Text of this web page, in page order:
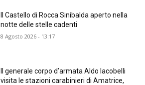
Il Castello di Rocca Sinibalda aperto nella
notte delle stelle cadenti
8 Agosto 2026 - 13:17
Il generale corpo d’armata Aldo Iacobelli
visita le stazioni carabinieri di Amatrice,